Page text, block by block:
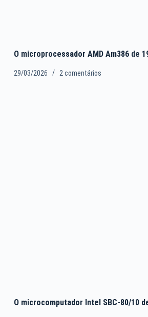
O microprocessador AMD Am386 de
29/03/2026 2 comentários
O microcomputador Intel SBC-80/10